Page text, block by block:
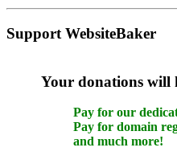
Support WebsiteBaker
Your donations will
Pay for our
Pay for domain
and much more!